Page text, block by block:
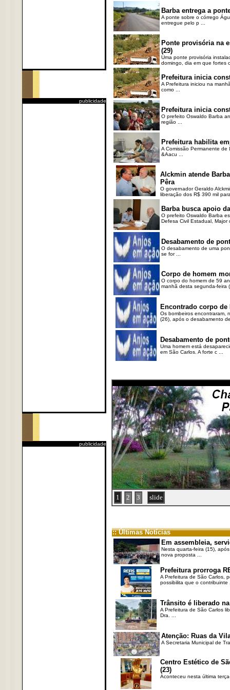
publicidade
publicidade
Barba entrega a
A ponte sobre o córrego
entregue pelo p ...
Ponte provisória na
(29)
Uma ponte provisória
domingo, dia em que fortes
Prefeitura inicia
A Prefeitura iniciou na
como ...
Prefeitura inicia
O prefeito Oswaldo Barba
região ...
Prefeitura habilita
A Comissão Permanente
&Aacu ...
Alckmin atende
Pêra
O governador Geraldo
liberação dos R$ 390 mil
Barba busca apoio
O prefeito Oswaldo Barba
Defesa Civil Estadual, Major
Desabamento de
O desabamento de uma
se for ...
Corpo de homem
O corpo do homem de 59
manhã desta segunda-feira
Encontrado corpo de
Os bombeiros encontraram,
(26), após o desabamento
Desabamento de
Uma homem está
em São Carlos. A forte c ...
1 2 3 slide
:: Últimas Notícias
Em assembleia,
Nesta quarta-feira (15),
nova proposta ...
Prefeitura prorroga
A Prefeitura de São Carlos,
possibilita que o contribuinte
Trânsito é liberado
A Prefeitura de São Carlos
Dra. ...
Atenção: Ruas da
A Secretaria Municipal de
Centro Estético de
(23)
Aconteceu nesta última